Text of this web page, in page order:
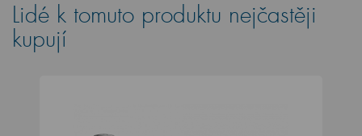
Lidé k tomuto produktu nejčastěji
kupují